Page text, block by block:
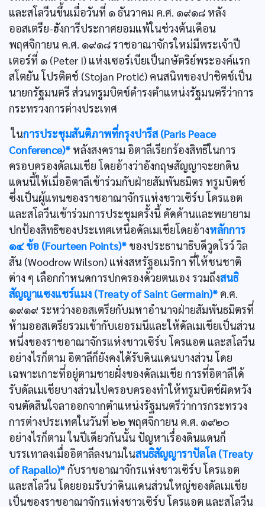
และสโลวีนขึ้นเมื่อวันที่ ๑ ธันวาคม ค.ศ. ๑๙๑๘ หลัง
ออสเตรีย-ฮังการีประกาศยอมแพ้ในช่วงต้นเดือน
พฤศจิกายน ค.ศ. ๑๙๑๘ ราชอาณาจักรใหม่มีพระเจ้าปี
เตอร์ที่ ๑ (Peter I) แห่งเซอร์เบียเป็นกษัตริย์พระองค์แรก
สโตยัน โปรติตช์ (Stojan Protić) คนสนิทของปาชิตช์เป็น
นายกรัฐมนตรี ส่วนทรูมบิตช์ดำรงตำแหน่งรัฐมนตรีว่าการ
กระทรวงการต่างประเทศ
ในการประชุมสันติภาพที่กรุงปารีส (Paris Peace
Conference)* หลังสงคราม อิตาลีเรียกร้องสิทธิในการ
ครอบครองดัลเมเชีย โดยอ้างว่าอังกฤษสัญญาจะยกดิน
แดนนี้ให้เมื่ออิตาลีเข้าร่วมกับฝ่ายสัมพันธมิตร ทรูมบิตช์
ซึ่งเป็นผู้แทนของราชอาณาจักรแห่งชาวเซิร์บ โครแอต
และสโลวีนเข้าร่วมการประชุมครั้งนี้ คัดค้านและพยายาม
ปกป้องสิทธิของประเทศเหนือดัลเมเชียโดยอ้างหลักการ
๑๔ ข้อ (Fourteen Points)* ของประธานาธิบดีวูดโรว์ วิล
สัน (Woodrow Wilson) แห่งสหรัฐอเมริกา ที่ให้ชนชาติ
ต่าง ๆ เลือกกำหนดการปกครองด้วยตนเอง รวมถึงสนธิ
สัญญาแซงแชร์แมง (Treaty of Saint Germain)* ค.ศ.
๑๙๑๙ ระหว่างออสเตรียกับมหาอำนาจฝ่ายสัมพันธมิตรที่
ห้ามออสเตรียรวมเข้ากับเยอรมนีและให้ดัลเมเชียเป็นส่วน
หนึ่งของราชอาณาจักรแห่งชาวเซิร์บ โครแอต และสโลวีน
อย่างไรก็ตาม อิตาลีก็ยังคงได้รับดินแดนบางส่วน โดย
เฉพาะเกาะที่อยู่ตามชายฝั่งของดัลเมเชีย การที่อิตาลีได้
รับดัลเมเชียบางส่วนไปครอบครองทำให้ทรูมบิตช์ผิดหวัง
จนตัดสินใจลาออกจากตำแหน่งรัฐมนตรีว่าการกระทรวง
การต่างประเทศในวันที่ ๒๒ พฤศจิกายน ค.ศ. ๑๙๒๐
อย่างไรก็ตาม ในปีเดียวกันนั้น ปัญหาเรื่องดินแดนก็
บรรเทาลงเมื่ออิตาลีลงนามในสนธิสัญญาราปัลโล (Treaty
of Rapallo)*กับราชอาณาจักรแห่งชาวเซิร์บ โครแอต
และสโลวีน โดยยอมรับว่าดินแดนส่วนใหญ่ของดัลเมเชีย
เป็นของราชอาณาจักรแห่งชาวเซิร์บ โครแอต และสโลวีน